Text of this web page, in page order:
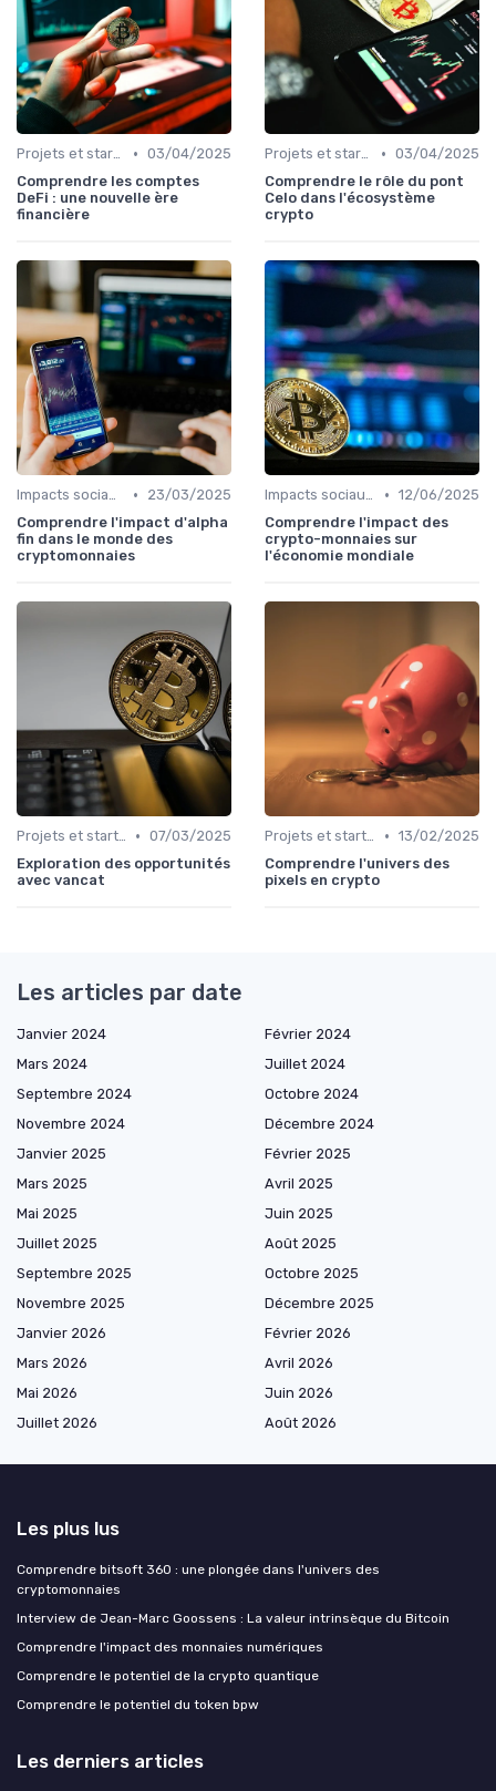
Projets et start-ups basés sur les cryptos • 03/04/2025
Comprendre les comptes
DeFi : une nouvelle ère
financière
Projets et start-ups basés sur les cryptos • 03/04/2025
Comprendre le rôle du pont
Celo dans l'écosystème
crypto
Impacts sociaux et économiques •
23/03/2025
Comprendre l'impact d'alpha
fin dans le monde des
cryptomonnaies
Impacts sociaux et économiques • 12/06/2025
Comprendre l'impact des
crypto-monnaies sur
l'économie mondiale
Projets et start-ups basés sur les cryptos • 07/03/2025
Exploration des opportunités
avec vancat
Projets et start-ups basés sur les cryptos • 13/02/2025
Comprendre l'univers des
pixels en crypto
Les articles par date
Janvier 2024
Février 2024
Mars 2024
Juillet 2024
Septembre 2024
Octobre 2024
Novembre 2024
Décembre 2024
Janvier 2025
Février 2025
Mars 2025
Avril 2025
Mai 2025
Juin 2025
Juillet 2025
Août 2025
Septembre 2025
Octobre 2025
Novembre 2025
Décembre 2025
Janvier 2026
Février 2026
Mars 2026
Avril 2026
Mai 2026
Juin 2026
Juillet 2026
Août 2026
Les plus lus
Comprendre bitsoft 360 : une plongée dans l'univers des
cryptomonnaies
Interview de Jean-Marc Goossens : La valeur intrinsèque du Bitcoin
Comprendre l'impact des monnaies numériques
Comprendre le potentiel de la crypto quantique
Comprendre le potentiel du token bpw
Les derniers articles